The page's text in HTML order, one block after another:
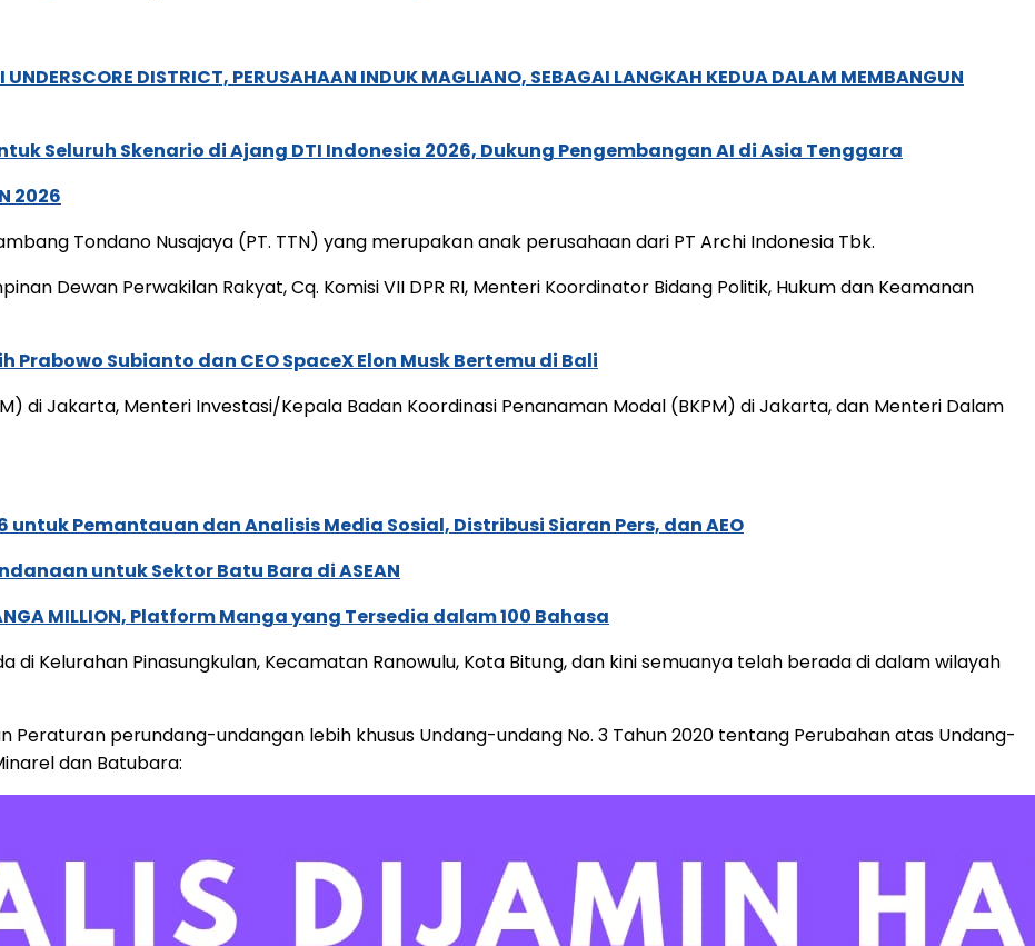
DISTRICT, PERUSAHAAN INDUK MAGLIANO, SEBAGAI LANGKAH KEDUA DALAM MEMBANGUN
Seluruh Skenario di Ajang DTI Indonesia 2026, Dukung Pengembangan AI di Asia Tenggara
2026
Tondano Nusajaya (PT. TTN) yang merupakan anak perusahaan dari PT Archi Indonesia Tbk.
Dewan Perwakilan Rakyat, Cq. Komisi VII DPR RI, Menteri Koordinator Bidang Politik, Hukum dan Keamanan
Prabowo Subianto dan CEO SpaceX Elon Musk Bertemu di Bali
di Jakarta, Menteri Investasi/Kepala Badan Koordinasi Penanaman Modal (BKPM) di Jakarta, dan Menteri Dalam
Pemantauan dan Analisis Media Sosial, Distribusi Siaran Pers, dan AEO
untuk Sektor Batu Bara di ASEAN
MILLION, Platform Manga yang Tersedia dalam 100 Bahasa
di Kelurahan Pinasungkulan, Kecamatan Ranowulu, Kota Bitung, dan kini semuanya telah berada di dalam wilayah
Peraturan perundang-undangan lebih khusus Undang-undang No. 3 Tahun 2020 tentang Perubahan atas Undang-
dan Batubara: